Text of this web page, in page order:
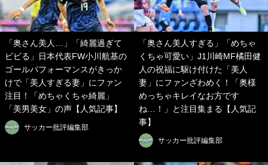
「奥さん美人…」「綺麗過ぎて
ビビる」日本代表FW小川航基の
ゴールパフォーマンスがきっか
けで「美人すぎる妻」にファン
注目！「めちゃくちゃ綺麗」
「美男美女」の声【人気記事】
サッカー批評編集部
「奥さん美人すぎる」「めちゃ
くちゃ可愛い」J1川崎MF橘田健
人の祝福に駆け付けた「美人
妻」にファンざわめく！「奥様
めっちゃキレイなお方です
ね…！」と注目集まる【人気記
事】
サッカー批評編集部